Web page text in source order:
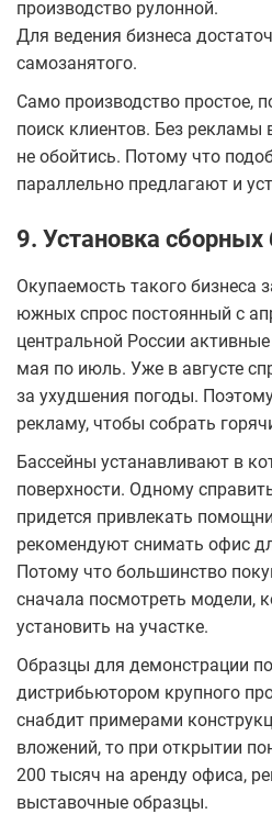
производство рулонной.
Для ведения бизнеса
самозанятого.
Само производство простое,
поиск клиентов. Без рекламы
не обойтись. Потому что
параллельно предлагают и
9. Установка сборных
Окупаемость такого бизнеса
южных спрос постоянный с
центральной России
мая по июль. Уже в августе
за ухудшения погоды.
рекламу, чтобы собрать
Бассейны устанавливают в
поверхности. Одному
придется привлекать
рекомендуют снимать офис
Потому что большинство
сначала посмотреть модели,
установить на участке.
Образцы для демонстрации
дистрибьютором крупного
снабдит примерами
вложений, то при открытии
200 тысяч на аренду офиса,
выставочные образцы.